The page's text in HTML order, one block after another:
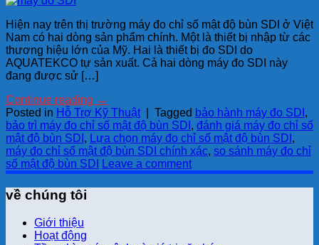
Hiện nay trên thị trường máy đo chỉ số mật độ bùn SDI ở Việt
Nam có hai dòng sản phẩm chính. Một là thiết bị nhập từ các
thương hiệu lớn của Mỹ. Hai là thiết bị đo SDI do
AQUATEKCO tự sản xuất. Cả hai dòng máy đo SDI này
đang được sử […]
Continue reading →
Posted in Hỗ Trợ Kỹ Thuật Tagged bảo hành máy đo SDI ,
bảo trì máy đo chỉ số mật độ bùn SDI , đánh giá máy đo chỉ số
mật độ bùn SDI , Lựa chọn máy đo chỉ số mật độ bùn SDI ,
máy đo chỉ số mật độ bùn SDI chính xác, so sánh máy đo chỉ
số mật độ bùn SDI
Leave a comment
về chúng tôi
Giới thiệu
Hoạt động